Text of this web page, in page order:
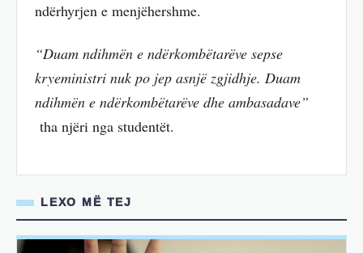
ndërhyrjen e menjëhershme.
“Duam ndihmën e ndërkombëtarëve sepse
kryeministri nuk po jep asnjë zgjidhje. Duam
ndihmën e ndërkombëtarëve dhe ambasadave”
tha njëri nga studentët.
LEXO MË TEJ